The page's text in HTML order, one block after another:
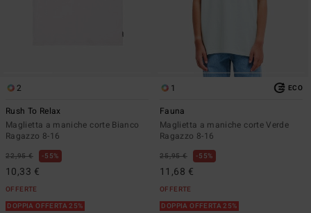
2
Rush To Relax
Maglietta a maniche corte Bianco
Ragazzo 8-16
22,95 € 55%
10,33 €
OFFERTE
DOPPIA OFFERTA 25%
1 ECO
Fauna
Maglietta a maniche corte Verde
Ragazzo 8-16
25,95 € 55%
11,68 €
OFFERTE
DOPPIA OFFERTA 25%